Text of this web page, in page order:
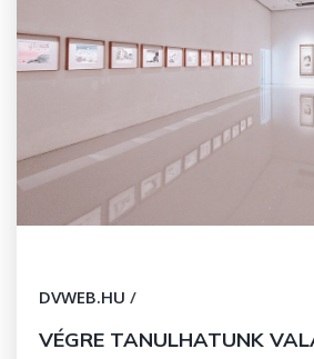
DVWEB.HU /
VÉGRE TANULHATUNK